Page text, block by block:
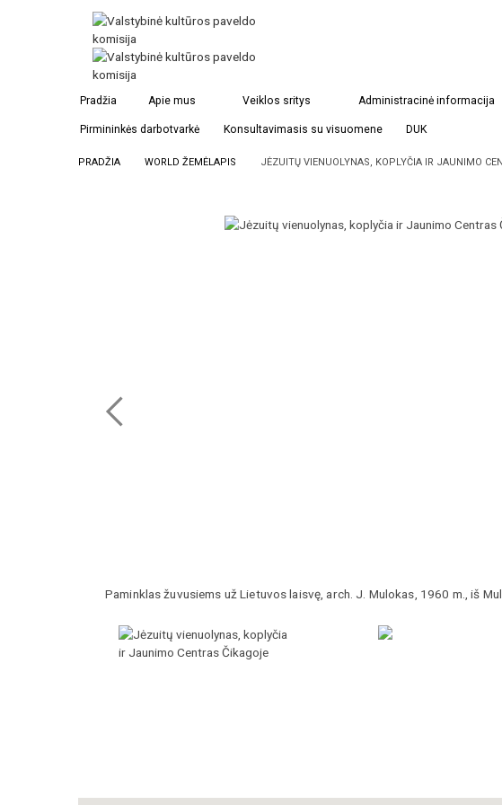
Pradžia Apie mus Veiklos sritys Administracinė informacija
Pirmininkės darbotvarkė Konsultavimasis su visuomene DUK
PRADŽIA WORLD ŽEMĖLAPIS JĖZUITŲ VIENUOLYNAS, KOPLYČIA IR JAUNIMO
Paminklas žuvusiems už Lietuvos laisvę, arch. J. Mulokas, 1960 m., iš